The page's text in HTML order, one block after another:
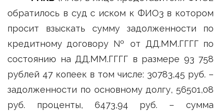
обратилось в суд с иском к ФИО3 в котором
просит взыскать сумму задолженности по
кредитному договору № от ДД.ММ.ГГГГ по
состоянию на ДД.ММ.ГГГГ в размере 93 758
рублей 47 копеек в том числе: 30783,45 руб. –
задолженности по основному долгу, 56501,08
руб. проценты, 6473,94 руб. – сумма